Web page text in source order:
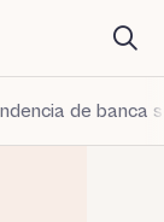
de banca